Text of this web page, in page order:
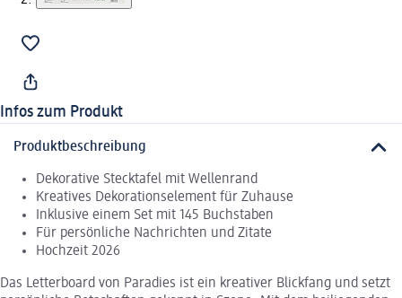
Infos zum Produkt
Produktbeschreibung
Dekorative Stecktafel mit Wellenrand
Kreatives Dekorationselement für Zuhause
Inklusive einem Set mit 145 Buchstaben
Für persönliche Nachrichten und Zitate
Hochzeit 2026
Das Letterboard von Paradies ist ein kreativer Blickfang und setzt